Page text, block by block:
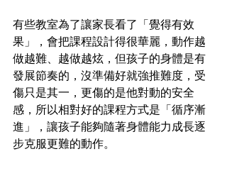
有些教室為了讓家長看了「覺得有效
果」，會把課程設計得很華麗，動作越
做越難、越做越炫，但孩子的身體是有
發展節奏的，沒準備好就強推難度，受
傷只是其一，更傷的是他對動的安全
感，所以相對好的課程方式是「循序漸
進」，讓孩子能夠隨著身體能力成長逐
步克服更難的動作。